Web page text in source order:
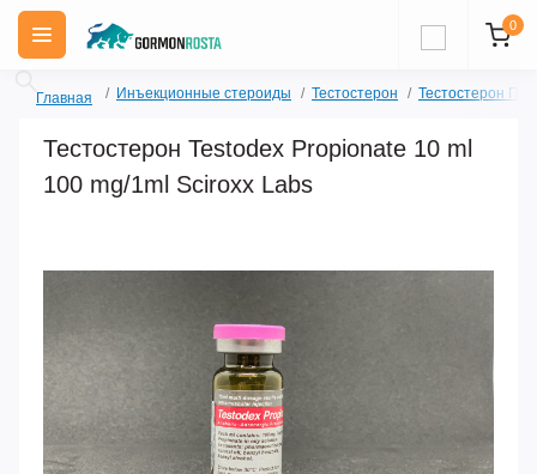
0
Главная Инъекционные стероиды Тестостерон Тестостерон
Тестостерон Testodex Propionate 10 ml
100 mg/1ml Sciroxx Labs